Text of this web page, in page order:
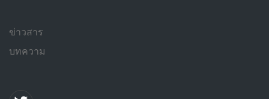
ข่าวสาร
บทความ